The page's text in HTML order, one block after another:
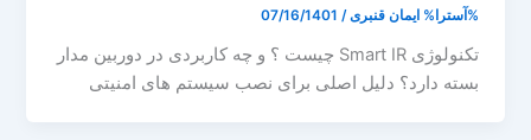
%آسترا% ایمان قنبری/
07/16/1401
تکنولوژی Smart IR چیست ؟ و چه کاربردی در دوربین مدار
بسته دارد؟ دلیل اصلی برای نصب سیستم های امنیتی